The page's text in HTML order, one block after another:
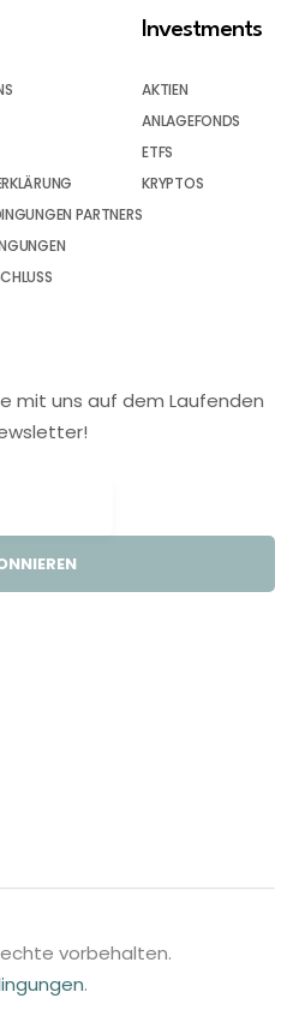
PARTNERS
Investments
AKTIEN
ANLAGEFONDS
ETFS
KRYPTOS
mit uns auf dem Laufenden
vorbehalten.
.